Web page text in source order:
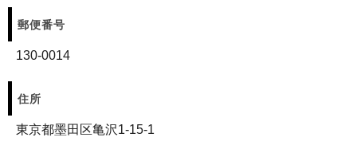
郵便番号
130-0014
住所
東京都墨田区亀沢1-15-1